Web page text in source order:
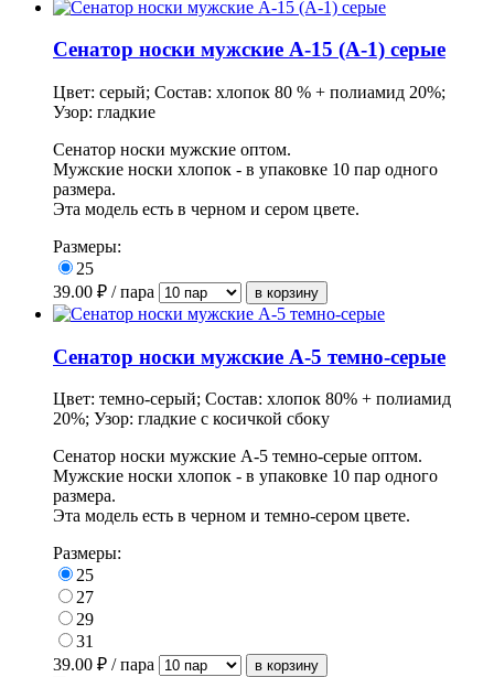
Сенатор носки мужские А-15 (А-1) серые
Цвет: серый; Состав: хлопок 80 % + полиамид 20%;
Узор: гладкие
Сенатор носки мужские оптом.
Мужские носки хлопок - в упаковке 10 пар одного
размера.
Эта модель есть в черном и сером цвете.
Размеры:
25
39.00 ₽ / пара
Сенатор носки мужские А-5 темно-серые
Цвет: темно-серый; Состав: хлопок 80% + полиамид
20%; Узор: гладкие с косичкой сбоку
Сенатор носки мужские А-5 темно-серые оптом.
Мужские носки хлопок - в упаковке 10 пар одного
размера.
Эта модель есть в черном и темно-сером цвете.
Размеры:
25
27
29
31
39.00 ₽ / пара